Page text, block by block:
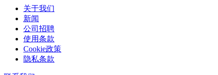
关于我们
新闻
公司招聘
使用条款
Cookie政策
隐私条款